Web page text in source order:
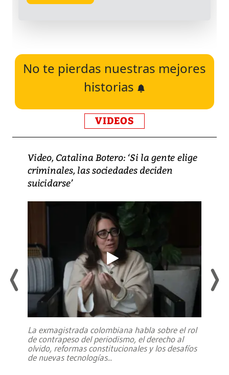
No te pierdas nuestras mejores
historias
VIDEOS
Video, Catalina Botero: ‘Si la gente elige
criminales, las sociedades deciden
suicidarse’
La exmagistrada colombiana habla sobre el rol
de contrapeso del periodismo, el derecho al
olvido, reformas constitucionales y los desafíos
de nuevas tecnologías...